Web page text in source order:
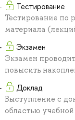
Тестирование
Тестирование по
материала
Экзамен
Экзамен
повысить
Доклад
Выступление с
областью